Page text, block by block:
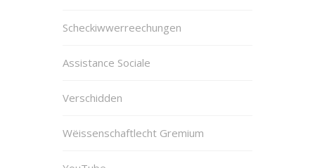
Scheckiwwerreechungen
Assistance Sociale
Verschidden
Wëissenschaftlecht Gremium